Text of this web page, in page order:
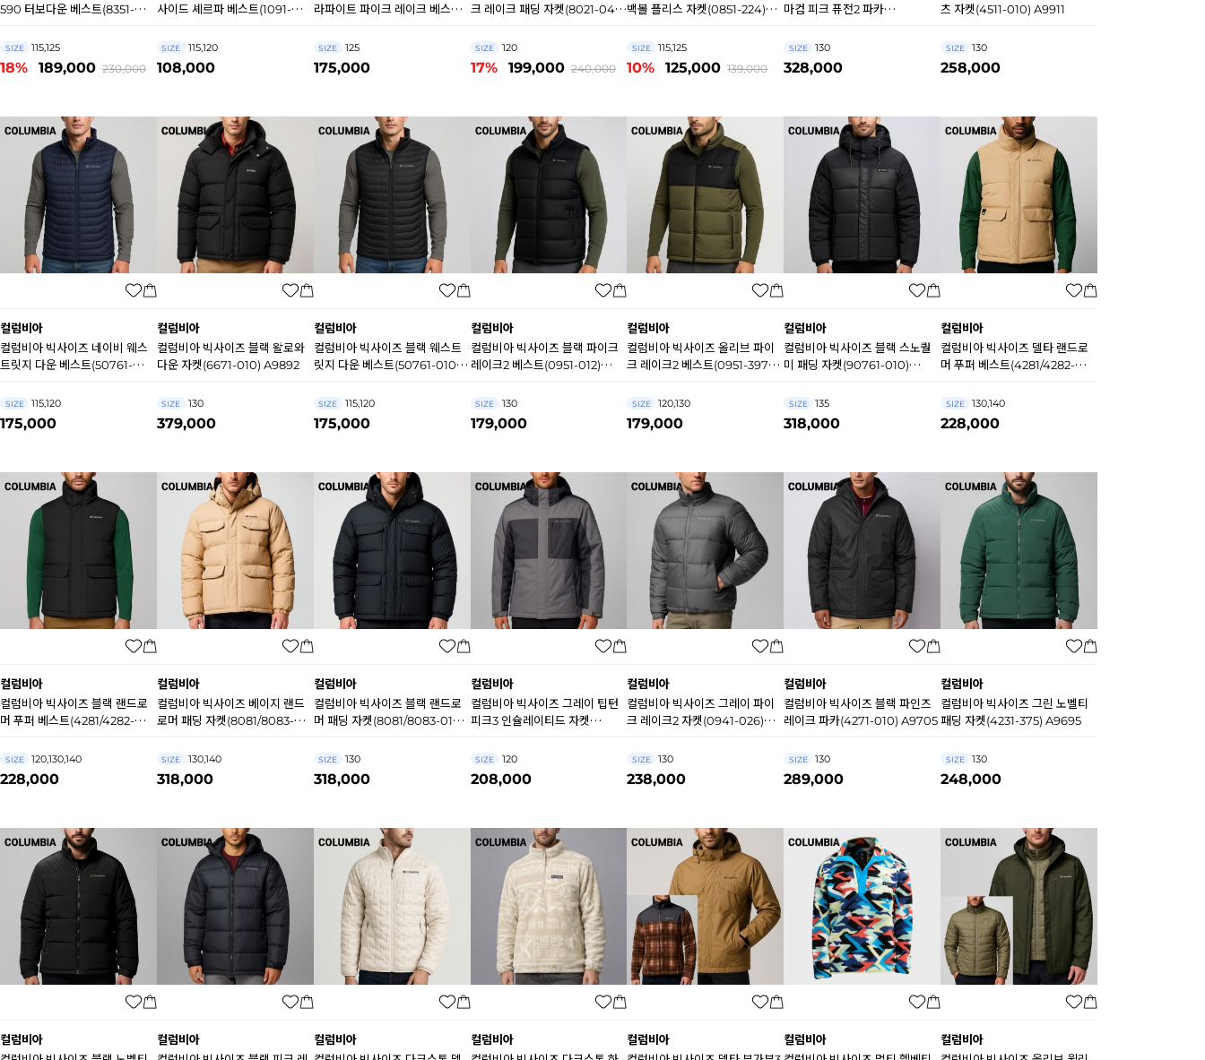
590 터보다운 베스트(8351-
SIZE 115,125
18% 189,000 230,000
사이드 셰르파 베스트(1091-
SIZE 115,120
108,000
라파이트 파이크 레이크 베스트
SIZE 125
175,000
크 레이크 패딩 자켓(8021-043)
SIZE 120
17% 199,000 240,000
백볼 플리스 자켓(0851-224)
SIZE 115,125
10% 125,000 139,000
마컴 피크 퓨전2 파카
SIZE 130
328,000
츠 자켓(4511-010) A9911
SIZE 130
258,000
컬럼비아
컬럼비아 빅사이즈 네이비 웨스
트릿지 다운 베스트(50761-
SIZE 115,120
175,000
컬럼비아
컬럼비아 빅사이즈 블랙 왈로와
다운 자켓(6671-010) A9892
SIZE 130
379,000
컬럼비아
컬럼비아 빅사이즈 블랙 웨스트
릿지 다운 베스트(50761-010)
SIZE 115,120
175,000
컬럼비아
컬럼비아 빅사이즈 블랙 파이크
레이크2 베스트(0951-012)
SIZE 130
179,000
컬럼비아
컬럼비아 빅사이즈 올리브 파이
크 레이크2 베스트(0951-397)
SIZE 120,130
179,000
컬럼비아
컬럼비아 빅사이즈 블랙 스노퀄
미 패딩 자켓(90761-010)
SIZE 135
318,000
컬럼비아
컬럼비아 빅사이즈 델타 랜드로
머 푸퍼 베스트(4281/4282-
SIZE 130,140
228,000
컬럼비아
컬럼비아 빅사이즈 블랙 랜드로
머 푸퍼 베스트(4281/4282-
SIZE 120,130,140
228,000
컬럼비아
컬럼비아 빅사이즈 베이지 랜드
로머 패딩 자켓(8081/8083-
SIZE 130,140
318,000
컬럼비아
컬럼비아 빅사이즈 블랙 랜드로
머 패딩 자켓(8081/8083-010)
SIZE 130
318,000
컬럼비아
컬럼비아 빅사이즈 그레이 팁턴
피크3 인슐레이티드 자켓
SIZE 120
208,000
컬럼비아
컬럼비아 빅사이즈 그레이 파이
크 레이크2 자켓(0941-026)
SIZE 130
238,000
컬럼비아
컬럼비아 빅사이즈 블랙 파인즈
레이크 파카(4271-010) A9705
SIZE 130
289,000
컬럼비아
컬럼비아 빅사이즈 그린 노벨티
패딩 자켓(4231-375) A9695
SIZE 130
248,000
컬럼비아
컬럼비아
컬럼비아
컬럼비아
컬럼비아
컬럼비아
컬럼비아